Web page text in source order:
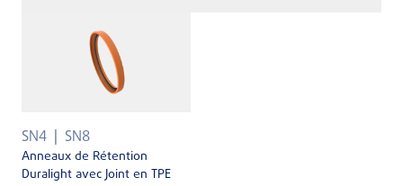
SN4 SN8
Anneaux de Rétention
Duralight avec Joint en TPE